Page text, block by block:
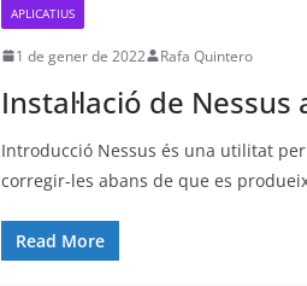
APLICATIUS
1 de gener de 2022 Rafa Quintero
Instal·lació de Nessus
Introducció Nessus és una utilitat
corregir-les abans de que es
Read More